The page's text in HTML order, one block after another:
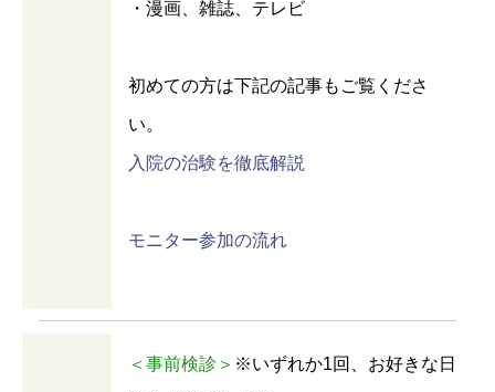
・漫画、雑誌、テレビ
初めての方は下記の記事もご覧くださ
い。
入院の治験を徹底解説
モニター参加の流れ
＜事前検診＞ ※いずれか1回、お好きな日